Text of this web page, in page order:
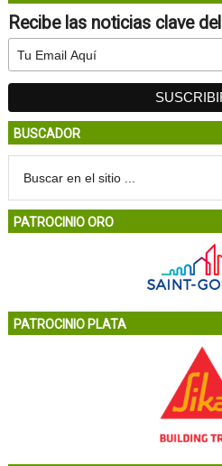
Recibe las noticias clave
BUSCADOR
PATROCINIO ORO
PATROCINIO PLATA